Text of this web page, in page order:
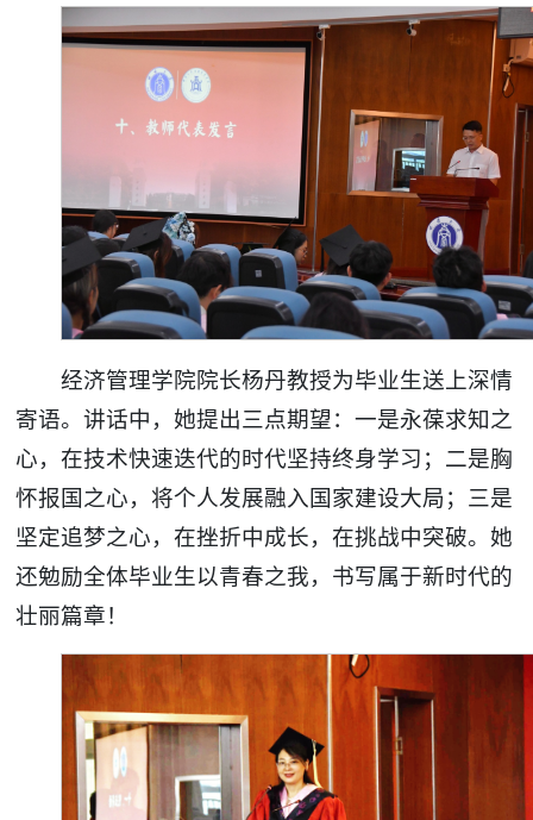
经济管理学院院长杨丹教授为毕业生送上深情
寄语。讲话中，她提出三点期望：一是永葆求知之
心，在技术快速迭代的时代坚持终身学习；二是胸
怀报国之心，将个人发展融入国家建设大局；三是
坚定追梦之心，在挫折中成长，在挑战中突破。她
还勉励全体毕业生以青春之我，书写属于新时代的
壮丽篇章！